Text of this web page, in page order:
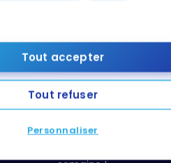
Tout accepter
Tout refuser
Personnaliser
Ressources utiles
Boîte à outils:
points
Événements et
Guide du débutant
Recevez notre